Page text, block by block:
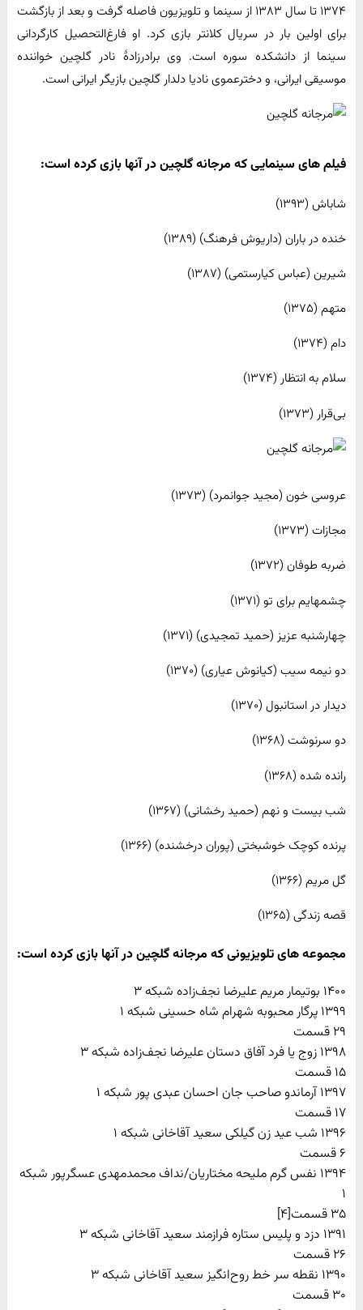
۱۳۷۴ تا سال ۱۳۸۳ از سینما و تلویزیون فاصله گرفت و بعد از بازگشت
برای اولین بار در سریال کلانتر بازی کرد. او فارغ‌التحصیل کارگردانی
سینما از دانشکده سوره است. وی برادرزادهٔ نادر گلچین خواننده
موسیقی ایرانی، و دخترعموی نادیا دلدار گلچین بازیگر ایرانی است.
فیلم های سینمایی که مرجانه گلچین در آنها بازی کرده است:
شاباش (۱۳۹۳)
خنده در باران (داریوش فرهنگ) (۱۳۸۹)
شیرین (عباس کیارستمی) (۱۳۸۷)
متهم (۱۳۷۵)
دام (۱۳۷۴)
سلام به انتظار (۱۳۷۴)
بی‌قرار (۱۳۷۳)
عروسی خون (مجید جوانمرد) (۱۳۷۳)
مجازات (۱۳۷۳)
ضربه طوفان (۱۳۷۲)
چشمهایم برای تو (۱۳۷۱)
چهارشنبه عزیز (حمید تمجیدی) (۱۳۷۱)
دو نیمه سیب (کیانوش عیاری) (۱۳۷۰)
دیدار در استانبول (۱۳۷۰)
دو سرنوشت (۱۳۶۸)
رانده شده (۱۳۶۸)
شب بیست و نهم (حمید رخشانی) (۱۳۶۷)
پرنده کوچک خوشبختی (پوران درخشنده) (۱۳۶۶)
گل مریم (۱۳۶۶)
قصه زندگی (۱۳۶۵)
مجموعه های تلویزیونی که مرجانه گلچین در آنها بازی کرده است:
۱۴۰۰ بوتیمار مریم علیرضا نجف‌زاده شبکه ۳
١٣٩٩ پرگار محبوبه شهرام شاه حسینی شبکه ١
٢٩ قسمت
۱۳۹٨ زوج یا فرد آفاق دستان علیرضا نجف‌زاده شبکه ۳
۱۵ قسمت
۱۳۹۷ آرماندو صاحب جان احسان عبدی پور شبکه ۱
۱۷ قسمت
۱۳۹۶ شب عید زن گیلکی سعید آقاخانی شبکه ۱
۶ قسمت
۱۳۹۴ نفس گرم ملیحه مختاریان/نداف محمدمهدی عسگرپور شبکه
۱
۳۵ قسمت[۴]
۱۳۹۱ دزد و پلیس ستاره فرازمند سعید آقاخانی شبکه ۳
۲۶ قسمت
۱۳۹۰ نقطه سر خط روح‌انگیز سعید آقاخانی شبکه ۳
۳۰ قسمت